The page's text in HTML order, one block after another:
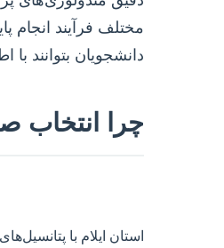
مختلف فرآیند انجام
دانشجویان بتوانند
چرا انتخاب
استان ایلام با